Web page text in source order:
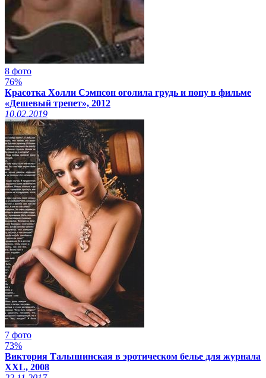
8 фото
76%
Красотка Холли Сэмпсон оголила грудь и попу в фильме
«Дешевый трепет», 2012
10.02.2019
7 фото
73%
Виктория Талышинская в эротическом белье для журнала
XXL, 2008